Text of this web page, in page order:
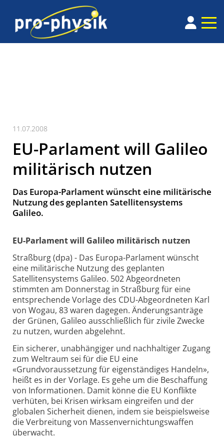
11.07.2008
EU-Parlament will Galileo
militärisch nutzen
Das Europa-Parlament wünscht eine militärische
Nutzung des geplanten Satellitensystems
Galileo.
EU-Parlament will Galileo militärisch nutzen
Straßburg (dpa) - Das Europa-Parlament wünscht
eine militärische Nutzung des geplanten
Satellitensystems Galileo. 502 Abgeordneten
stimmten am Donnerstag in Straßburg für eine
entsprechende Vorlage des CDU-Abgeordneten Karl
von Wogau, 83 waren dagegen. Änderungsanträge
der Grünen, Galileo ausschließlich für zivile Zwecke
zu nutzen, wurden abgelehnt.
Ein sicherer, unabhängiger und nachhaltiger Zugang
zum Weltraum sei für die EU eine
«Grundvoraussetzung für eigenständiges Handeln»,
heißt es in der Vorlage. Es gehe um die Beschaffung
von Informationen. Damit könne die EU Konflikte
verhüten, bei Krisen wirksam eingreifen und der
globalen Sicherheit dienen, indem sie beispielsweise
die Verbreitung von Massenvernichtungswaffen
überwacht.